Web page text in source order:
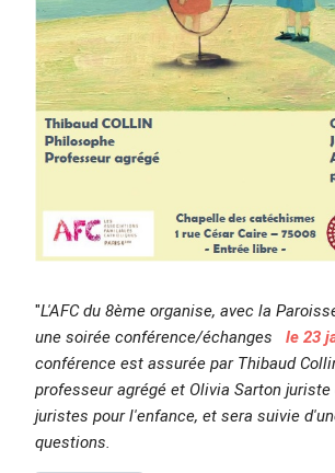
"L'AFC du 8ème organise, avec la
une soirée conférence/échanges le 23
conférence est assurée par Thibaud
professeur agrégé et Olivia Sarton juriste
juristes pour l'enfance, et sera suivie
questions.